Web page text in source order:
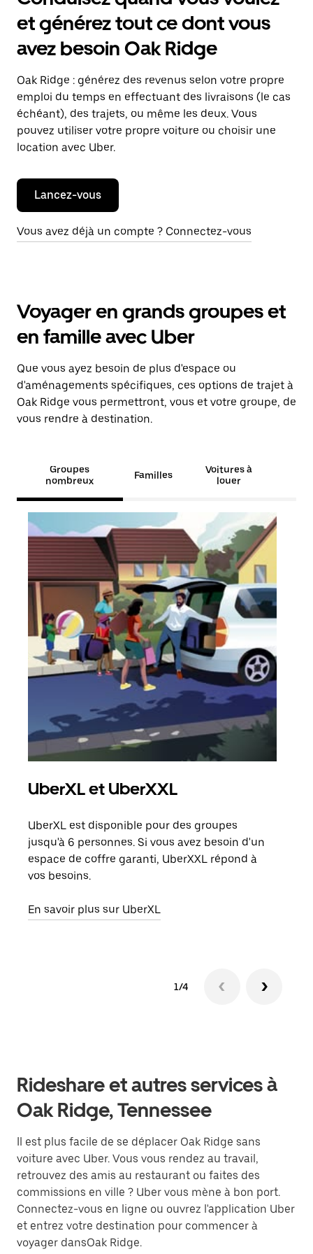
et générez tout ce dont vous
avez besoin Oak Ridge
Oak Ridge : générez des revenus selon votre propre
emploi du temps en effectuant des livraisons (le cas
échéant), des trajets, ou même les deux. Vous
pouvez utiliser votre propre voiture ou choisir une
location avec Uber.
Lancez-vous
Vous avez déjà un compte ? Connectez-vous
Voyager en grands groupes et
en famille avec Uber
Que vous ayez besoin de plus d'espace ou
d'aménagements spécifiques, ces options de trajet à
Oak Ridge vous permettront, vous et votre groupe, de
vous rendre à destination.
Groupes
nombreux
Familles
Voitures à
louer
UberXL et UberXXL
UberXL est disponible pour des groupes
jusqu'à 6 personnes. Si vous avez besoin d'un
espace de coffre garanti, UberXXL répond à
vos besoins.
En savoir plus sur UberXL
1/4
Rideshare et autres services à
Oak Ridge, Tennessee
Il est plus facile de se déplacer Oak Ridge sans
voiture avec Uber. Vous vous rendez au travail,
retrouvez des amis au restaurant ou faites des
commissions en ville ? Uber vous mène à bon port.
Connectez-vous en ligne ou ouvrez l'application Uber
et entrez votre destination pour commencer à
voyager dansOak Ridge.